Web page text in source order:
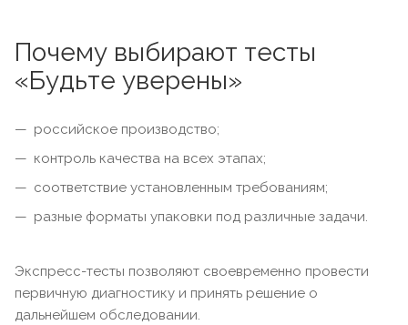
Почему выбирают тесты
«Будьте уверены»
российское производство;
контроль качества на всех этапах;
соответствие установленным требованиям;
разные форматы упаковки под различные задачи.
Экспресс-тесты позволяют своевременно провести
первичную диагностику и принять решение о
дальнейшем обследовании.